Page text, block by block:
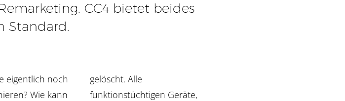
CC4 bietet beides
Standard.
eigentlich noch
Wie kann
gelöscht. Alle
funktionstüchtigen Geräte,